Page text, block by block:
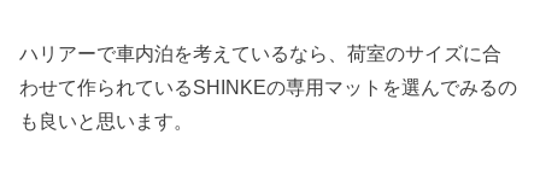
ハリアーで車内泊を考えているなら、荷室のサイズに合
わせて作られているSHINKEの専用マットを選んでみるの
も良いと思います。